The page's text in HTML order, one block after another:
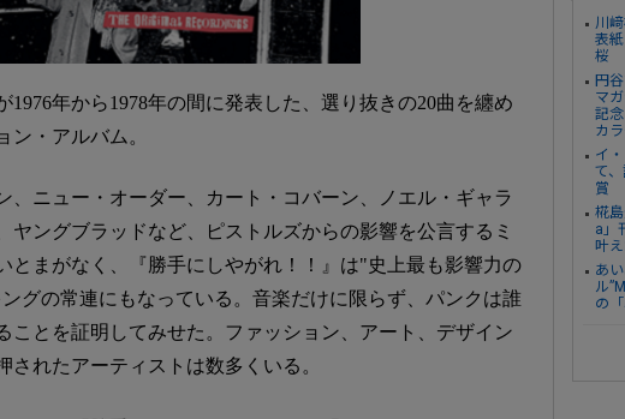
1976年から1978年の間に発表した、選り抜きの20曲を纏め
ン・アルバム。
、ニュー・オーダー、カート・コバーン、ノエル・ギャラ
ヤングブラッドなど、ピストルズからの影響を公言するミ
とまがなく、『勝手にしやがれ！！』は"史上最も影響力の
グの常連にもなっている。音楽だけに限らず、パンクは誰
ことを証明してみせた。ファッション、アート、デザイン
されたアーティストは数多くいる。
川
表
桜
円
マ
記
カ
イ
て
賞
椛
a」
叶
あ
ル
の